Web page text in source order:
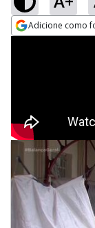
Adicione como